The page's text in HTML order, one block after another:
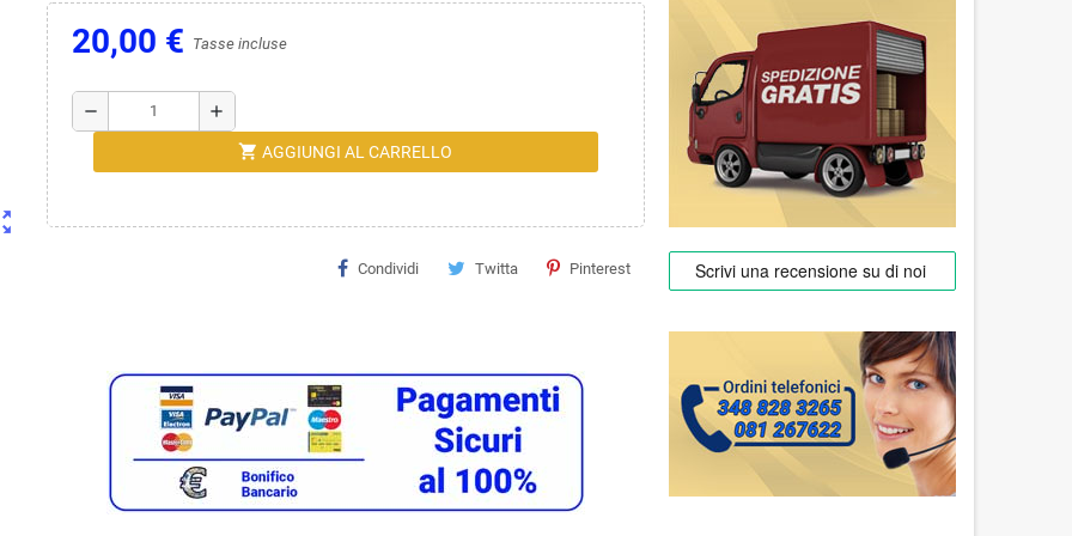
20,00 € Tasse incluse
remove add
shopping_cart AGGIUNGI AL CARRELLO
Condividi Twitta Pinterest